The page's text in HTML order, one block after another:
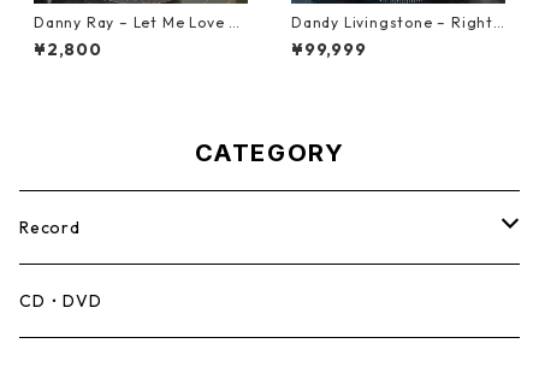
Danny Ray – Let Me Love Yo
u Tonight【12-30001】
¥2,800
Dandy Livingstone – Right
On Brother【7-21946】
¥99,999
CATEGORY
Record
Mento,Calypso,Ballad
CD・DVD